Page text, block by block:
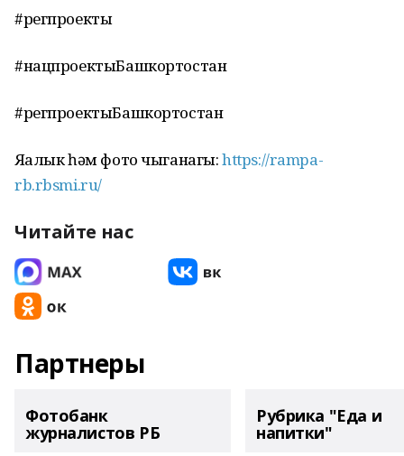
#регпроекты
#нацпроектыБашкортостан
#регпроектыБашкортостан
Яңалык һәм фото чыганагы:https://rampa-
rb.rbsmi.ru/
Читайте нас
Партнеры
Фотобанк
журналистов РБ
Рубрика "Еда и
напитки"